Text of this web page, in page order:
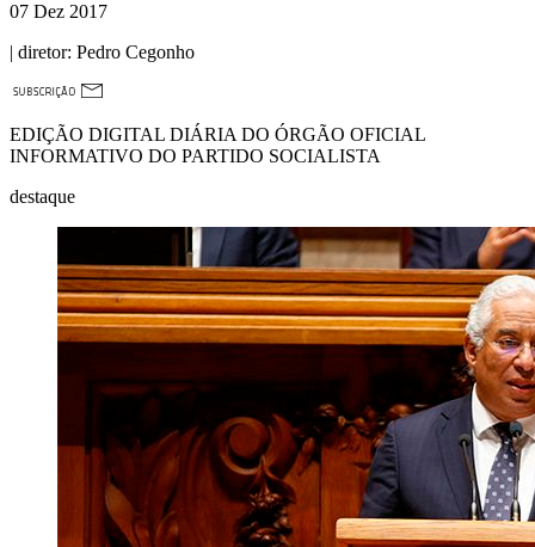
07 Dez 2017
| diretor: Pedro Cegonho
EDIÇÃO DIGITAL DIÁRIA DO ÓRGÃO OFICIAL
INFORMATIVO DO PARTIDO SOCIALISTA
destaque